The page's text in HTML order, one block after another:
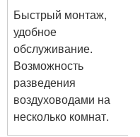
Быстрый монтаж,
удобное
обслуживание.
Возможность
разведения
воздуховодами на
несколько комнат.